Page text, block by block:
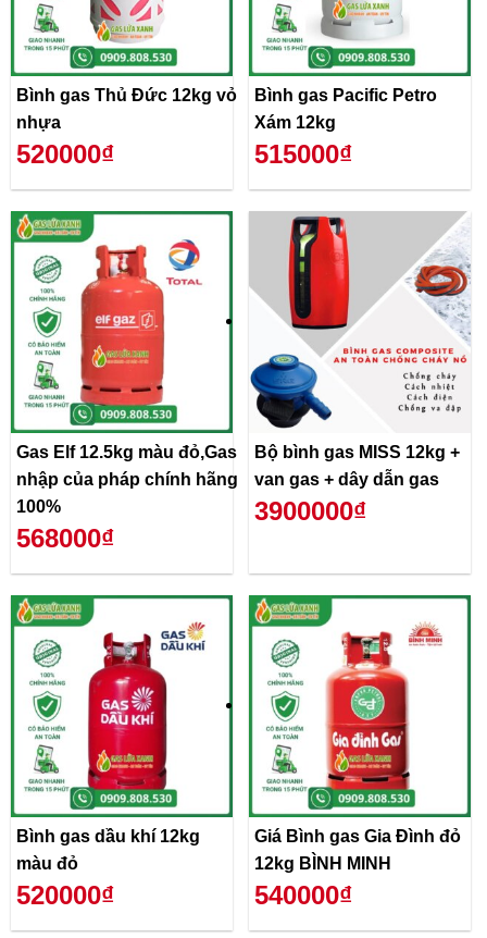
Bình gas Thủ Đức 12kg vỏ
nhựa
520000₫
Bình gas Pacific Petro
Xám 12kg
515000₫
Gas Elf 12.5kg màu đỏ,Gas
nhập của pháp chính hãng
100%
568000₫
Bộ bình gas MISS 12kg +
van gas + dây dẫn gas
3900000₫
Bình gas dầu khí 12kg
màu đỏ
520000₫
Giá Bình gas Gia Đình đỏ
12kg BÌNH MINH
540000₫